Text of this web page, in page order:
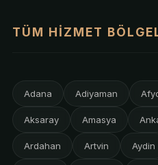
TÜM HIZMET
Adana Adiyaman
Aksaray Amasya
Ardahan Artvin Aydin